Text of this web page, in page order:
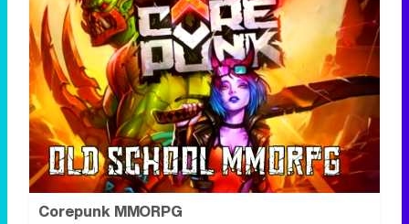
Corepunk MMORPG